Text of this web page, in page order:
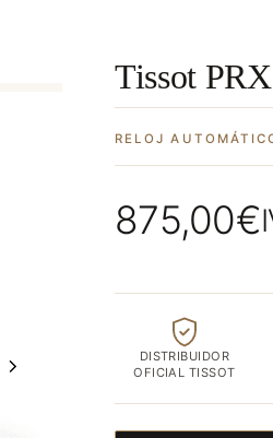
Tissot
RELOJ
875,00€
DISTRIBUIDOR
OFICIAL TISSOT